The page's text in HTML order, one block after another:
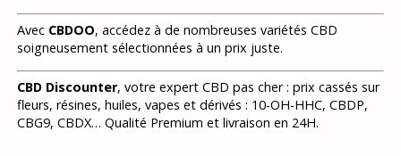
Avec CBDOO, accédez à de nombreuses variétés CBD
soigneusement sélectionnées à un prix juste.
CBD Discounter, votre expert CBD pas cher : prix cassés sur
fleurs, résines, huiles, vapes et dérivés : 10-OH-HHC, CBDP,
CBG9, CBDX… Qualité Premium et livraison en 24H.